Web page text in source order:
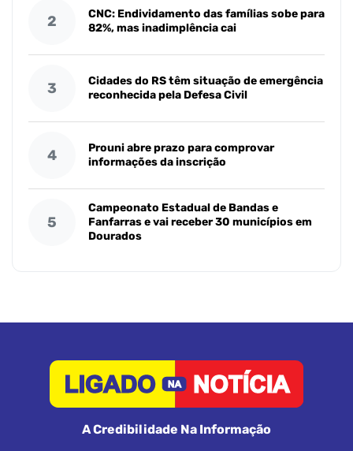
2
CNC: Endividamento das famílias sobe para
82%, mas inadimplência cai
3
Cidades do RS têm situação de emergência
reconhecida pela Defesa Civil
4
Prouni abre prazo para comprovar
informações da inscrição
5
Campeonato Estadual de Bandas e
Fanfarras e vai receber 30 municípios em
Dourados
A Credibilidade Na Informação